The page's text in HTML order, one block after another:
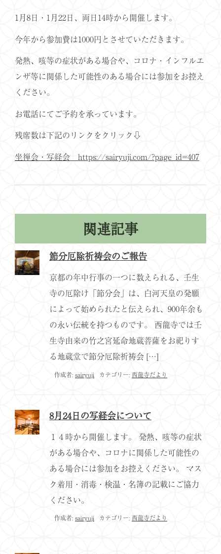
1月8日・1月22日、両日14時から開催します。
今年から参加費は1000円とさせていただきます。
発熱、咳等の症状がある場合や、コロナ・インフルエ
ンザ等に関係した可能性のある場合には参加をお控え
ください。
お電話にてご予約を承っています。
残席数は下記のリンクをクリック⇩
坐禅会・写経会 https://sairyuji.com/?page_id=407
関連記事
節分厄除祈祷会のご報告
京都の年中行事の一つに数えられる、壬生
寺の厄除け「節分会」は、白河天皇の発願
によって始められたと伝えられ、900年余も
の永い伝統を持つものです。 西龍寺では壬
生寺由来の竹之宮延命地蔵菩薩をお祀りす
る地蔵堂で節分厄除祈祷会 […]
作成者: sairyuji カテゴリー: 西龍寺だより
8月24日の写経会について
１４時から開催します。 発熱、咳等の症状
がある場合や、コロナに関係した可能性の
ある場合には参加をお控えください。 マス
ク着用・消毒・検温・名簿の記載にご協力
ください。
作成者: sairyuji カテゴリー: 西龍寺だより